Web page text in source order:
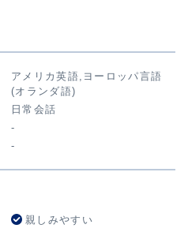
アメリカ英語,ヨーロッパ言語
(オランダ語)
日常会話
-
-
親しみやすい